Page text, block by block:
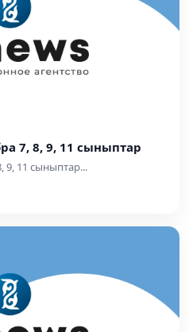
7, 8, 9, 11 сыныптар
9, 11 сыныптар...